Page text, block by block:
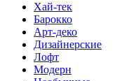
Хай-тек
Барокко
Арт-деко
Дизайнерские
Лофт
Модерн